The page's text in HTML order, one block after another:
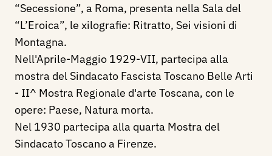
“Secessione”, a Roma, presenta nella Sala del
“L’Eroica”, le xilografie: Ritratto, Sei visioni di
Montagna.
Nell'Aprile-Maggio 1929-VII, partecipa alla
mostra del Sindacato Fascista Toscano Belle Arti
- II^ Mostra Regionale d'arte Toscana, con le
opere: Paese, Natura morta.
Nel 1930 partecipa alla quarta Mostra del
Sindacato Toscano a Firenze.